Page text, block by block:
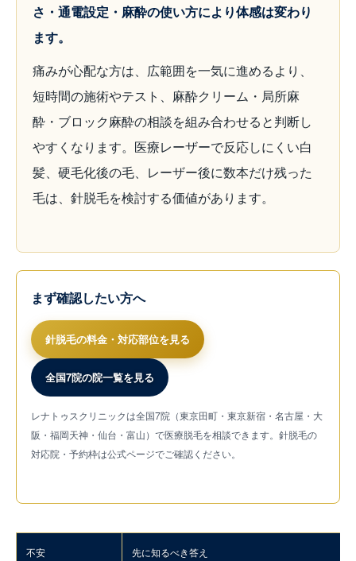
さ・通電設定・麻酔の使い方により体感は変わり
ます。
痛みが心配な方は、広範囲を一気に進めるより、
短時間の施術やテスト、麻酔クリーム・局所麻
酔・ブロック麻酔の相談を組み合わせると判断し
やすくなります。医療レーザーで反応しにくい白
髪、硬毛化後の毛、レーザー後に数本だけ残った
毛は、針脱毛を検討する価値があります。
まず確認したい方へ
針脱毛の料金・対応部位を見る
全国7院の院一覧を見る
レナトゥスクリニックは全国7院（東京田町・東京新宿・名古屋・大
阪・福岡天神・仙台・富山）で医療脱毛を相談できます。針脱毛の
対応院・予約枠は公式ページでご確認ください。
不安 先に知るべき答え